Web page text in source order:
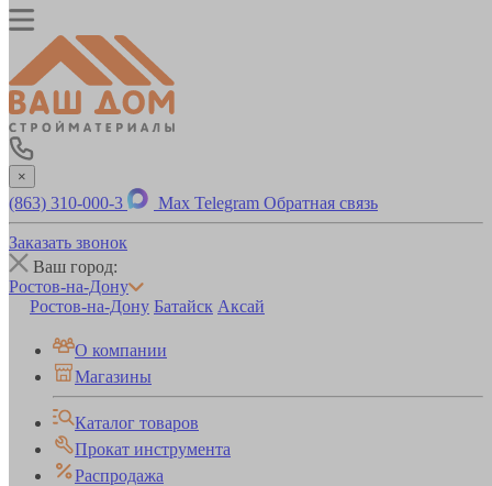
×
(863) 310-000-3 Max Telegram Обратная связь
Заказать звонок
Ваш город:
Ростов-на-Дону
Ростов-на-Дону Батайск Аксай
О компании
Магазины
Каталог товаров
Прокат инструмента
Распродажа